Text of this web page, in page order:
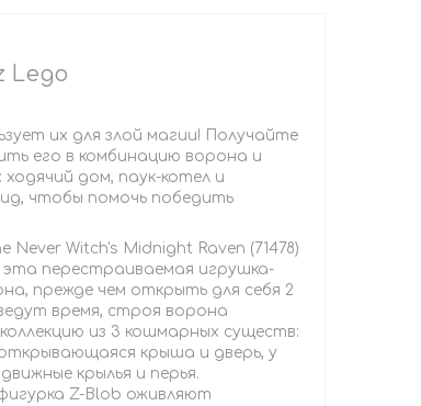
Lego
их для злой магии! Получайте
его в комбинацию ворона и
дом, паук-котел и
чтобы помочь победить
Witch's Midnight Raven (71478)
перестраиваемая игрушка-
прежде чем открыть для себя 2
время, строя ворона
из 3 кошмарных существ:
крыша и дверь, у
крылья и перья.
Z-Blob оживляют